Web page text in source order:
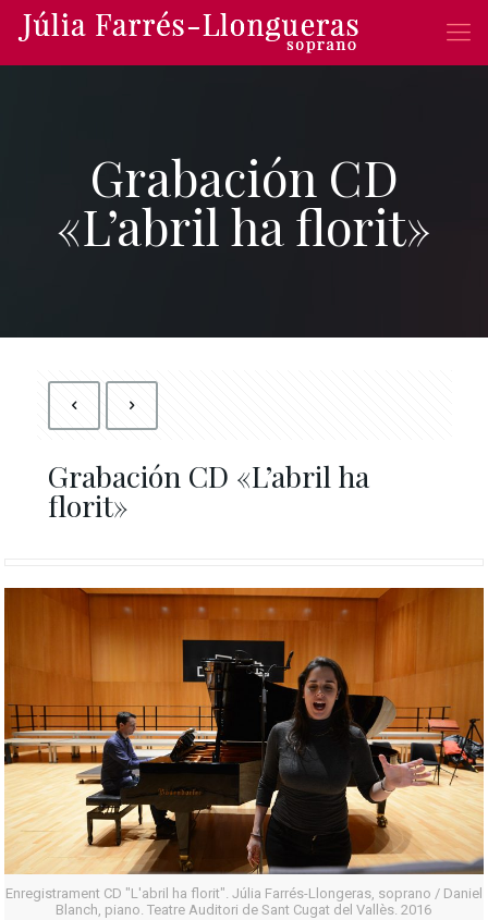
Grabación CD
«L’abril ha florit»
Grabación CD «L’abril ha
florit»
Enregistrament CD "L'abril ha florit". Júlia Farrés-Llongeras, soprano / Daniel
Blanch, piano. Teatre Auditori de Sant Cugat del Vallès. 2016